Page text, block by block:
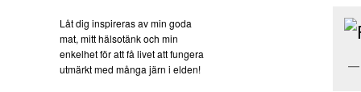
Låt dig inspireras av min goda
mat, mitt hälsotänk och min
enkelhet för att få livet att fungera
utmärkt med många järn i elden!